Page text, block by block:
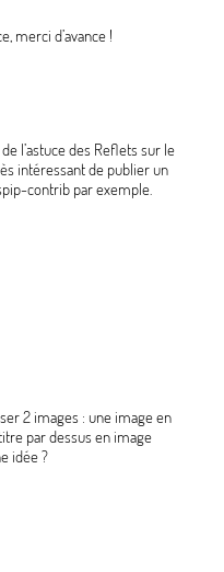
merci d’avance !
l’astuce des Reflets sur le
intéressant de publier un
contrib par exemple.
2 images : une image en
par dessus en image
idée?